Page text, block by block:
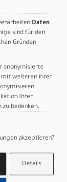
Cockpit,
MP10,
Daten
sind für den
Gründen
anonymisierte
mit weiteren ihrer
Ihrer
bedenken,
akzeptieren?
Details